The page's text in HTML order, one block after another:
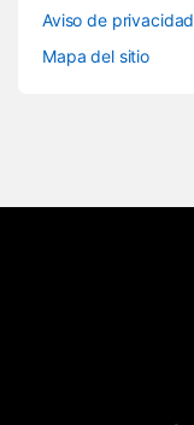
Aviso de privacidad
Mapa del sitio